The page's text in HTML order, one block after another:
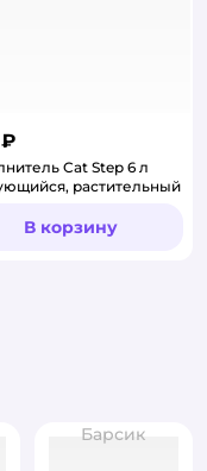
Cat Step 6 л
растительный
В корзину
Барсик